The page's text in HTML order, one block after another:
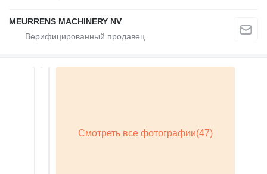
MEURRENS MACHINERY NV